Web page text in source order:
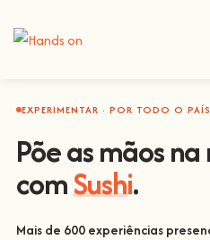
EXPERIMENTAR · POR TODO O PAÍS
Põe as mãos
comSushi.
Mais de 600 experiências